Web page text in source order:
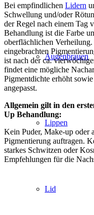
Augenbrauen
Lippen
Lid
Bei empfindlichen Lidern
Schwellung und/oder
der Regel nach einem Tag
Behandlung ist die Farbe
oberflächlichen
eingebrachten
ist nach der ca.
findet eine mögliche
Pigmentdichte erhöht
angepasst.
Allgemein gilt in den
Up Behandlung:
Kein Puder, Make-up oder
Pigmentierung auftragen.
starkes Schwitzen oder
Empfehlungen für die